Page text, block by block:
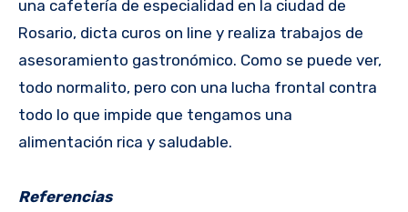
una cafetería de especialidad en la ciudad de
Rosario, dicta curos on line y realiza trabajos de
asesoramiento gastronómico. Como se puede ver,
todo normalito, pero con una lucha frontal contra
todo lo que impide que tengamos una
alimentación rica y saludable.
Referencias